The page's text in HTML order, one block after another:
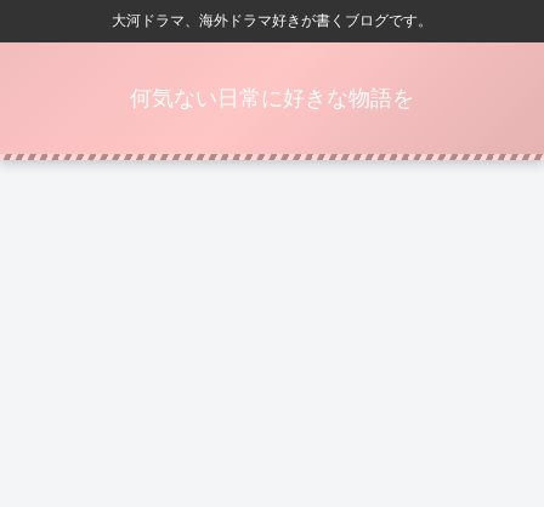
大河ドラマ、海外ドラマ好きが書くブログです。
何気ない日常に好きな物語を